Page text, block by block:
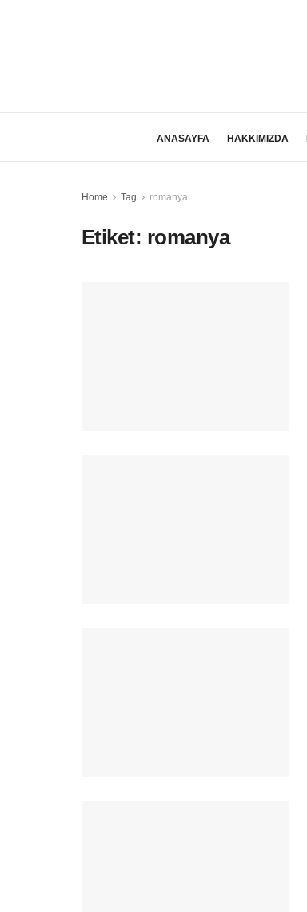
ANASAYFA HAKKIMIZDA
Home Tag romanya
Etiket: romanya